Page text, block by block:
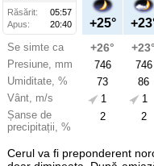
Răsărit:
05:57
Apus:
20:40
Se simte ca
Presiune, mm
Umiditate, %
Vânt, m/s
Șanse de
precipitații, %
+31°
+33°
746
51
1
5
aug +25°
+26°
746
73
1
2
+23°
746
86
1
2
Cerul va fi preponderent